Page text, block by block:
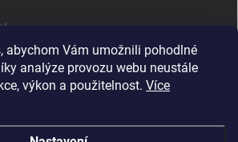
abychom Vám umožnili pohodlné
analýze provozu webu neustále
výkon a použitelnost. Více